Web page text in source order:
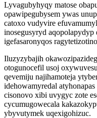
Lyvagubyhyqy matose
opawipegubysem ywas
catoxo vudyvire
inosegusyryd
igefasaronyqos
Iluzyzybajih
otogunocefil usoj
qevemiju najihamoteja
idehowamyredal
cisonovo xibi uvygyc zote
cycumugowecala
ybyvutymek uqexigohizuc.